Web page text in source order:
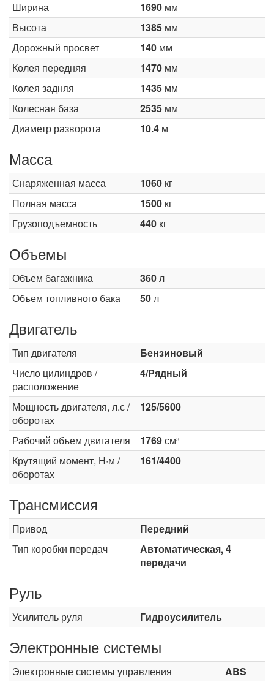
Ширина 1690 мм
Высота
1385 мм
Дорожный просвет
140 мм
Колея передняя
1470 мм
Колея задняя
1435 мм
Колесная база
2535 мм
Диаметр разворота
10.4 м
Масса
Снаряженная масса 1060 кг
Полная масса
1500 кг
Грузоподъемность
440 кг
Объемы
Объем багажника 360л
Объем топливного бака
50л
Двигатель
Тип двигателя
Бензиновый
Число цилиндров /
расположение
4/Рядный
Мощность двигателя, л.с /
оборотах
125/5600
Рабочий объем двигателя 1769см³
Крутящий момент, Н·м /
оборотах
161/4400
Трансмиссия
Привод
Передний
Тип коробки передач
Автоматическая, 4
передачи
Руль
Усилитель руля Гидроусилитель
Электронные системы
Электронные системы управления ABS